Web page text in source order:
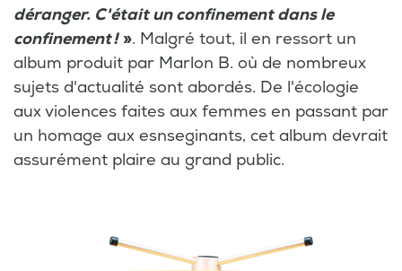
déranger. C'était un confinement dans le
confinement !». Malgré tout, il en ressort un
album produit par Marlon B. où de nombreux
sujets d'actualité sont abordés. De l'écologie
aux violences faites aux femmes en passant par
un homage aux esnseginants, cet album devrait
assurément plaire au grand public.